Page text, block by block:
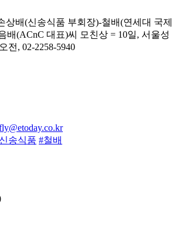
상배(신송식품 부회장)-철배(연세대 국제
배(ACnC 대표)씨 모친상 = 10일, 서울성
전, 02-2258-5940
송식품 #철배